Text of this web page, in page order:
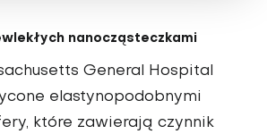
nanocząsteczkami
General Hospital
elastynopodobnymi
które zawierają czynnik